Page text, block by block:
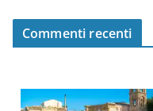
Commenti recenti